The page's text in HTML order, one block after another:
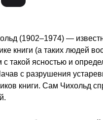
(1902–1974) —
книги (а таких людей
такой ясностью и
с разрушения
книги. Сам Чихольд